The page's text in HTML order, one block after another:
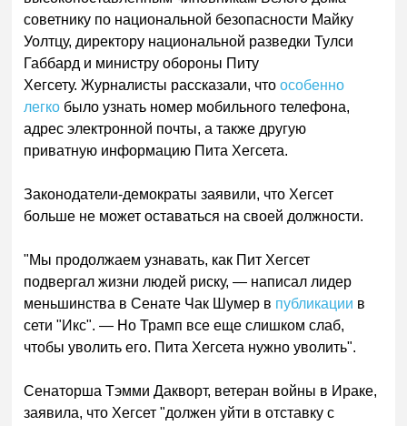
советнику по национальной безопасности Майку
Уолтцу, директору национальной разведки Тулси
Габбард и министру обороны Питу
Хегсету. Журналисты рассказали, чтоособенно
легко было узнать номер мобильного телефона,
адрес электронной почты, а также другую
приватную информацию Пита Хегсета.
Законодатели-демократы заявили, что Хегсет
больше не может оставаться на своей должности.
"Мы продолжаем узнавать, как Пит Хегсет
подвергал жизни людей риску, — написал лидер
меньшинства в Сенате Чак Шумер в публикации в
сети "Икс". — Но Трамп все еще слишком слаб,
чтобы уволить его. Пита Хегсета нужно уволить".
Сенаторша Тэмми Дакворт, ветеран войны в Ираке,
заявила, что Хегсет "должен уйти в отставку с